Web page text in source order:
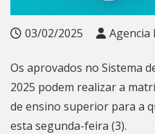
03/02/2025 Agencia
Os aprovados no Sistema
2025 podem realizar a
de ensino superior para a
esta segunda-feira (3).